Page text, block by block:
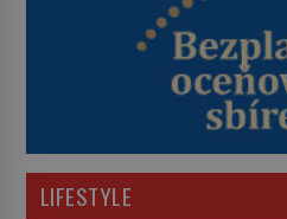
LIFESTYLE